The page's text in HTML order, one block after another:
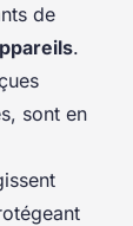
de
.
sont en